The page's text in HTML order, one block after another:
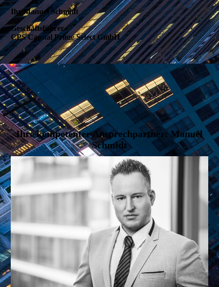
Ihr Manuel Schmidt
Geschäftsführer
CPS Capital Prime Select GmbH
Ihre kompetenter Ansprechpartner: Manuel
Schmidt